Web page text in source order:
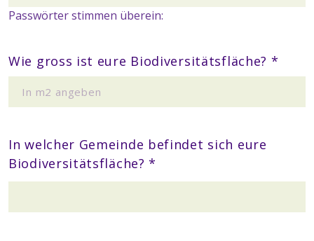
Passwörter stimmen überein:
Wie gross ist eure Biodiversitätsfläche? *
In welcher Gemeinde befindet sich eure
Biodiversitätsfläche? *